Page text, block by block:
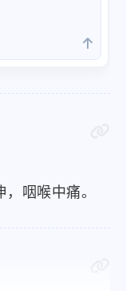
咽喉中痛。